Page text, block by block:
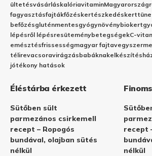
ültetésvásárláskalóriavitaminMagyarország
fagyasztásfajtákfőzéskertészkedéskert
befőzésgluténmentesgyógynövénybiokert
lépésről lépésresüteménybetegségekC-
emésztésfrissességmagyar fajta
télirevacsoravirágzásbabáknakelkészítés
jótékony hatások
Éléstárba érkezett
Sütőben sült
parmezános csirkemell
recept – Ropogós
bundával, olajban sütés
nélkül
recept
nélkül